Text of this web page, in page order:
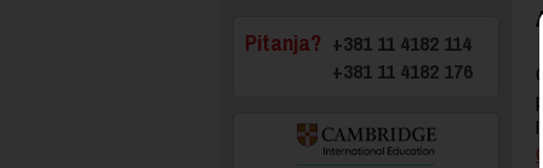
Pitanja? +381 11 4182 114
+381 11 4182 176